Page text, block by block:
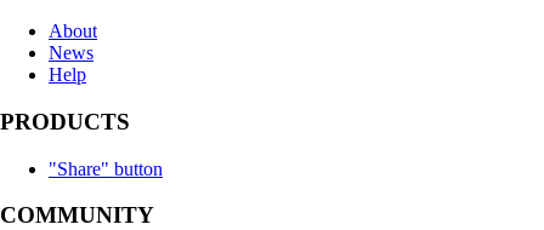
About
News
Help
PRODUCTS
"Share" button
COMMUNITY